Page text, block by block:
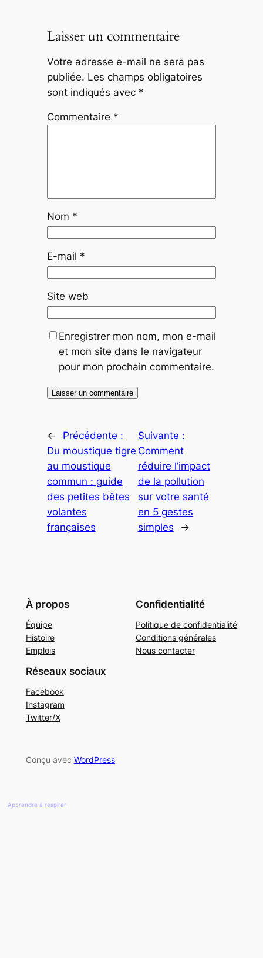
Laisser un commentaire
Votre adresse e-mail ne sera pas
publiée. Les champs obligatoires
sont indiqués avec *
Commentaire *
Nom *
E-mail *
Site web
Enregistrer mon nom, mon e-mail
et mon site dans le navigateur
pour mon prochain commentaire.
←
Précédente :
Du moustique tigre
au moustique
commun : guide
des petites bêtes
volantes
françaises
Suivante :
Comment
réduire l’impact
de la pollution
sur votre santé
en 5 gestes
simples
→
À propos
Équipe
Histoire
Emplois
Confidentialité
Politique de confidentialité
Conditions générales
Nous contacter
Réseaux sociaux
Facebook
Instagram
Twitter/X
Conçu avec WordPress
Apprendre à respirer